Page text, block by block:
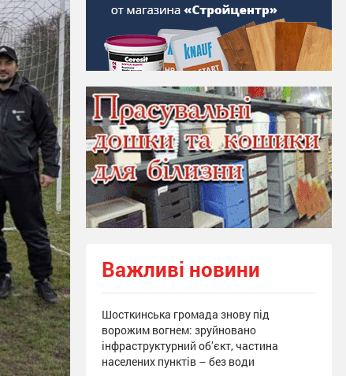
Важливі новини
Шосткинська громада знову під
ворожим вогнем: зруйновано
інфраструктурний об’єкт, частина
населених пунктів – без води